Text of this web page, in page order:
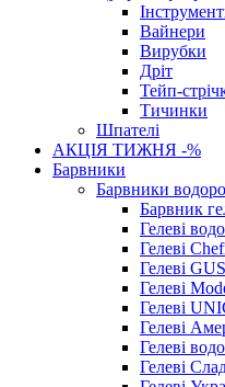
Вайнери
Вирубки
Дріт
Тейп-
Тичинки
Шпателі
АКЦІЯ ТИЖНЯ -%
Барвники
Барвники
Барвник
Гелеві
Гелеві
Гелеві
Гелеві
Гелеві
Гелеві
Гелеві
Гелеві